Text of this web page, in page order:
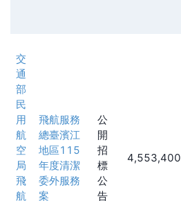
交
通
部
民
用
航
空
局
飛
航
飛航服務
總臺濱江
地區115
年度清潔
委外服務
案
公
開
招
標
公
告
4,553,400